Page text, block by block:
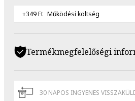
+349 Ft Működési költség
Termékmegfelelőségi
30 NAPOS INGYENES